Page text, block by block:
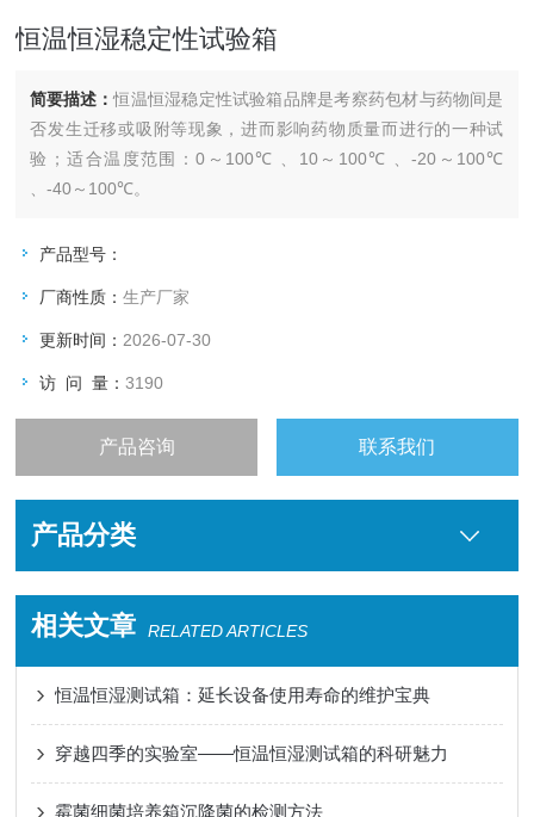
恒温恒湿稳定性试验箱
简要描述：恒温恒湿稳定性试验箱品牌是考察药包材与药物间是
否发生迁移或吸附等现象，进而影响药物质量而进行的一种试
验；适合温度范围：0～100℃ 、10～100℃ 、-20～100℃
、-40～100℃。
产品型号：
厂商性质：生产厂家
更新时间： 2026-07-30
访 问 量：3190
产品咨询 联系我们
产品分类
相关文章 RELATED ARTICLES
恒温恒湿测试箱：延长设备使用寿命的维护宝典
穿越四季的实验室——恒温恒湿测试箱的科研魅力
霉菌细菌培养箱沉降菌的检测方法